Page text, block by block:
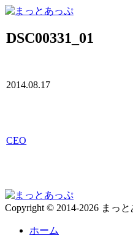
DSC00331_01
2014.08.17
CEO
Copyright © 2014-2026 まっ
ホーム